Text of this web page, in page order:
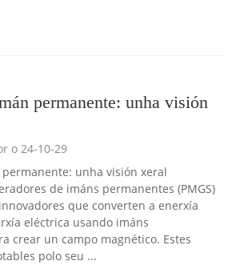
permanente: unha visión
o 24-10-29
unha visión xeral
de imáns permanentes (PMGS)
que converten a enerxía
eléctrica usando imáns
crear un campo magnético. Estes
polo seu ...